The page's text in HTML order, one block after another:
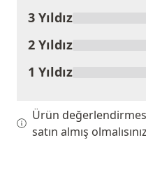
3 Yıldız
2 Yıldız
1 Yıldız
Ürün
satın almış